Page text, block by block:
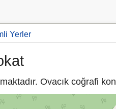
Yerler
Ovacık coğrafi